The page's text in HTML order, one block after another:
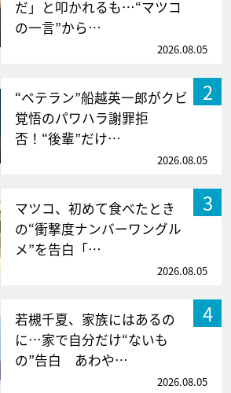
だ」と叩かれるも…“マツコ
の一言”から…
2026.08.05
2
“ベテラン”船越英一郎がクビ
覚悟のパワハラ謝罪拒
否！“後輩”だけ…
2026.08.05
3
マツコ、初めて食べたとき
の“衝撃度ナンバーワングル
メ”を告白「…
2026.08.05
4
若槻千夏、家族にはあるの
に…家で自分だけ“ないも
の”告白 あわや…
2026.08.05